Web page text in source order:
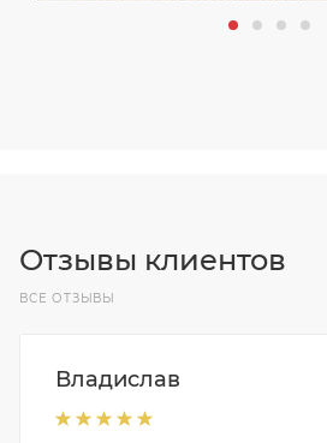
Отзывы клиентов
ВСЕ ОТЗЫВЫ
Владислав